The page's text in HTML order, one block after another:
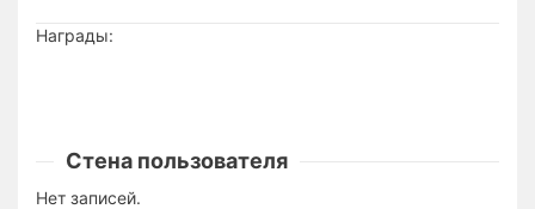
Награды:
Стена пользователя
Нет записей.